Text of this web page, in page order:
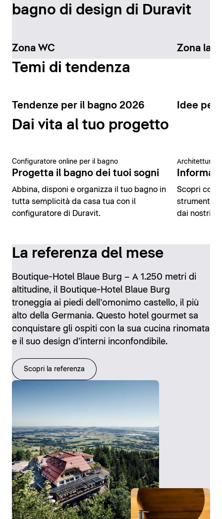
Scopri di più
bagno di design di Duravit
Zona WC Zona
Temi di tendenza
Tendenze per il bagno 2026 Idee per
Dai vita al tuo progetto
Configuratore online per il bagno
Progetta il bagno dei tuoi sogni
Abbina, disponi e organizza il tuo bagno in
tutta semplicità da casa tua con il
configuratore di Duravit.
Architettura
Scopri
strumenti
dai nostri
La referenza del mese
Boutique-Hotel Blaue Burg – A 1.250 metri di
altitudine, il Boutique-Hotel Blaue Burg
troneggia ai piedi dell’omonimo castello, il più
alto della Germania. Questo hotel gourmet sa
conquistare gli ospiti con la sua cucina rinomata
e il suo design d’interni inconfondibile.
Scopri la referenza